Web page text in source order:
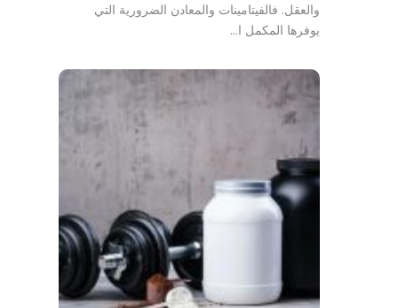
والعقل. فالفيتامينات والمعادن الضرورية التي
يوفرها المكمل ا…